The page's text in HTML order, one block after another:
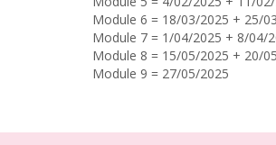
Module 6 = 18/03/2025 + 25/
Module 7 = 1/04/2025 + 8/04/
Module 8 = 15/05/2025 + 20/
Module 9 = 27/05/2025